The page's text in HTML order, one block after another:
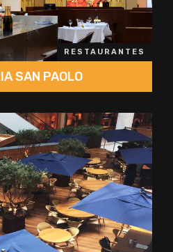
RESTAURANTES
SAN PAOLO